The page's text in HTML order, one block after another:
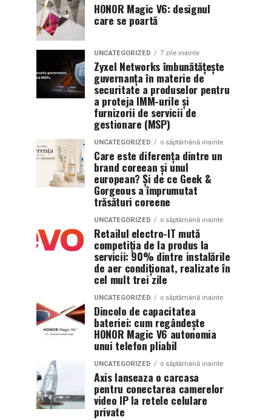
HONOR Magic V6: designul
care se poartă
UNCATEGORIZED 7 zile inainte
Zyxel Networks îmbunătățește
guvernanța în materie de
securitate a produselor pentru
a proteja IMM-urile și
furnizorii de servicii de
gestionare (MSP)
UNCATEGORIZED o săptămână inainte
Care este diferența dintre un
brand coreean și unul
european? Și de ce Geek &
Gorgeous a împrumutat
trăsături coreene
UNCATEGORIZED o săptămână inainte
Retailul electro-IT mută
competiția de la produs la
servicii: 90% dintre instalările
de aer condiționat, realizate în
cel mult trei zile
UNCATEGORIZED o săptămână inainte
Dincolo de capacitatea
bateriei: cum regândește
HONOR Magic V6 autonomia
unui telefon pliabil
UNCATEGORIZED o săptămână inainte
Axis lanseaza o carcasa
pentru conectarea camerelor
video IP la retele celulare
private